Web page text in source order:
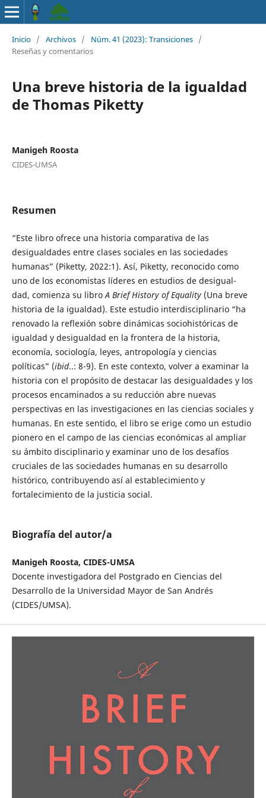
Inicio / Archivos / Núm. 41 (2023): Transiciones /
Reseñas y comentarios
Una breve historia de la igualdad
de Thomas Piketty
Manigeh Roosta
CIDES-UMSA
Resumen
“Este libro ofrece una historia comparativa de las
desigualdades entre clases sociales en las sociedades
humanas” (Piketty, 2022:1). Así, Piketty, reconocido como
uno de los economistas líderes en estudios de desigual-
dad, comienza su libroA Brief History of Equality (Una breve
historia de la igualdad). Este estudio interdisciplinario “ha
renovado la reflexión sobre dinámicas sociohistóricas de
igualdad y desigualdad en la frontera de la historia,
economía, sociología, leyes, antropología y ciencias
políticas” (ibid..: 8-9). En este contexto, volver a examinar la
historia con el propósito de destacar las desigualdades y los
procesos encaminados a su reducción abre nuevas
perspectivas en las investigaciones en las ciencias sociales y
humanas. En este sentido, el libro se erige como un estudio
pionero en el campo de las ciencias económicas al ampliar
su ámbito disciplinario y examinar uno de los desafíos
cruciales de las sociedades humanas en su desarrollo
histórico, contribuyendo así al establecimiento y
fortalecimiento de la justicia social.
Biografía del autor/a
Manigeh Roosta, CIDES-UMSA
Docente investigadora del Postgrado en Ciencias del
Desarrollo de la Universidad Mayor de San Andrés
(CIDES/UMSA).